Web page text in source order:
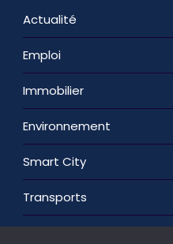
Actualité
Emploi
Immobilier
Environnement
Smart City
Transports